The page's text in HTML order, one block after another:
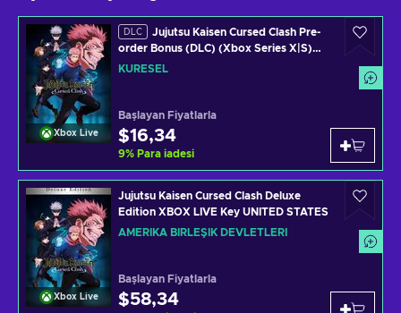
Xbox Live
DLC
Jujutsu Kaisen Cursed Clash Pre-
order Bonus (DLC) (Xbox Series X|S)
XBOX LIVE Key GLOBAL
KÜRESEL
Başlayan Fiyatlarla
$16,34
9% Para iadesi
Xbox Live
Jujutsu Kaisen Cursed Clash Deluxe
Edition XBOX LIVE Key UNITED STATES
AMERIKA BIRLEŞIK DEVLETLERI
Başlayan Fiyatlarla
$58,34